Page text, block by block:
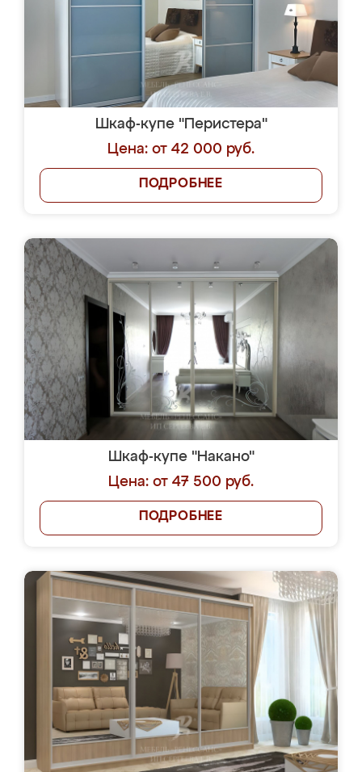
Шкаф-купе "Перистера"
Цена: от 42 000 руб.
ПОДРОБНЕЕ
Шкаф-купе "Накано"
Цена: от 47 500 руб.
ПОДРОБНЕЕ